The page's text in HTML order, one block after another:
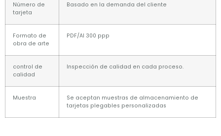
Número de
tarjeta
Basado en la demanda del cliente
Formato de
obra de arte
PDF/AI 300 ppp
control de
calidad
Inspección de calidad en cada proceso.
Muestra
Se aceptan muestras de almacenamiento de
tarjetas plegables personalizadas